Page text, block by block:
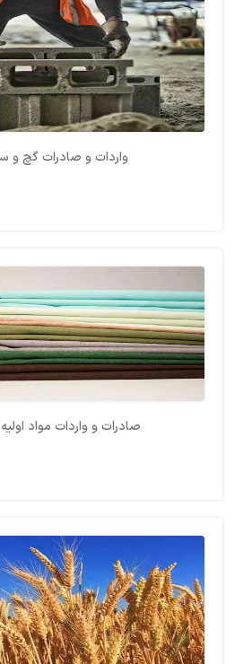
واردات و صادرات گچ و
صادرات و واردات مواد